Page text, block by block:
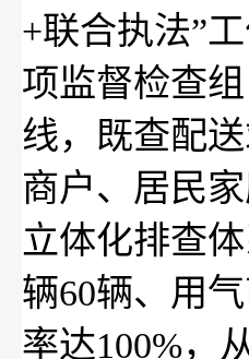
+联合执法”
项监督检查
线，既查配
商户、居民
立体化排查
辆60辆、用
率达100%，